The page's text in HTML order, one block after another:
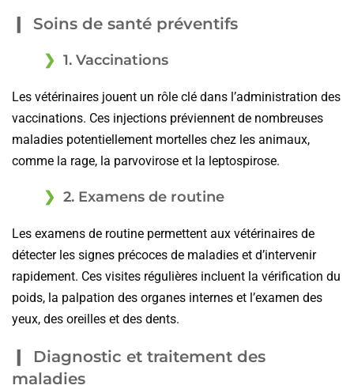
Soins de santé préventifs
1. Vaccinations
Les vétérinaires jouent un rôle clé dans l’administration des
vaccinations. Ces injections préviennent de nombreuses
maladies potentiellement mortelles chez les animaux,
comme la rage, la parvovirose et la leptospirose.
2. Examens de routine
Les examens de routine permettent aux vétérinaires de
détecter les signes précoces de maladies et d’intervenir
rapidement. Ces visites régulières incluent la vérification du
poids, la palpation des organes internes et l’examen des
yeux, des oreilles et des dents.
Diagnostic et traitement des
maladies